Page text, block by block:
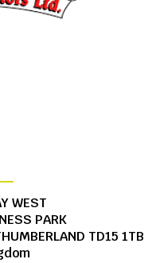
WEST
PARK
TD15 1TB